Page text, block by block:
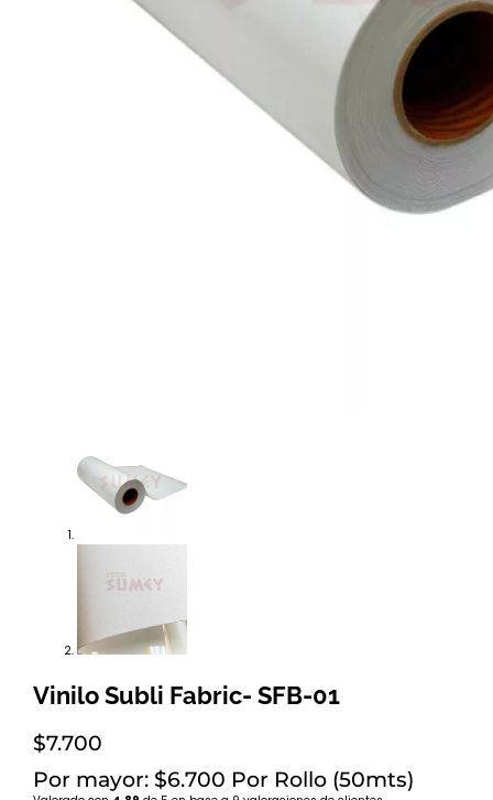
Vinilo Subli Fabric- SFB-01
$7.700
Por mayor: $6.700 Por Rollo (50mts)